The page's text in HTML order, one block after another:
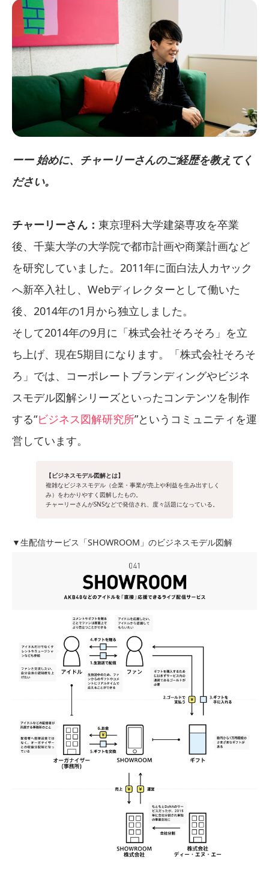
ーー 始めに、チャーリーさんのご経歴を教えてく
ださい。
チャーリーさん： 東京理科大学建築専攻を卒業
後、千葉大学の大学院で都市計画や商業計画など
を研究していました。2011年に面白法人カヤック
へ新卒入社し、Webディレクターとして働いた
後、2014年の1月から独立しました。
そして2014年の9月に「株式会社そろそろ」を立
ち上げ、現在5期目になります。「株式会社そろそ
ろ」では、コーポレートブランディングやビジネ
スモデル図解シリーズといったコンテンツを制作
する“ビジネス図解研究所”というコミュニティを運
営しています。
【ビジネスモデル図解とは】
複雑なビジネスモデル（企業・事業が売上や利益を生み出すしく
み）をわかりやすく図解したもの。
チャーリーさんがSNSなどで発信され、度々話題になっている。
▼生配信サービス「SHOWROOM」のビジネスモデル図解